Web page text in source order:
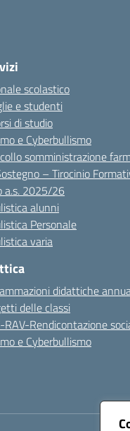
scolastico
e studenti
di studio
e Cyberbullismo
somministrazione
– Tirocinio
a.s. 2025/26
alunni
Personale
varia
didattiche
delle classi
RAV-Rendicontazione
e Cyberbullismo